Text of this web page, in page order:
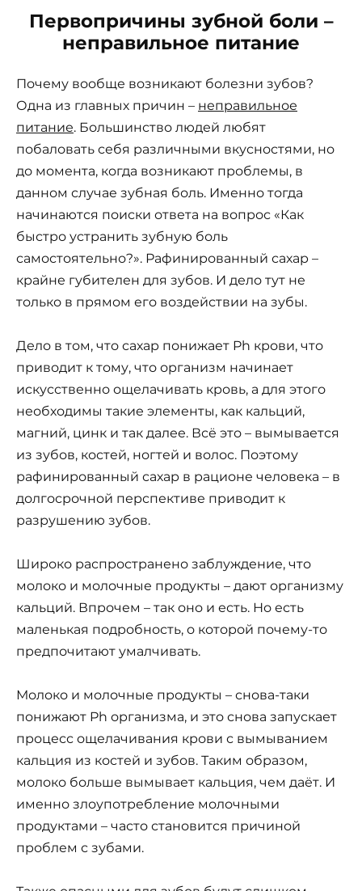
Первопричины зубной боли –
неправильное питание
Почему вообще возникают болезни зубов?
Одна из главных причин – неправильное
питание. Большинство людей любят
побаловать себя различными вкусностями, но
до момента, когда возникают проблемы, в
данном случае зубная боль. Именно тогда
начинаются поиски ответа на вопрос «Как
быстро устранить зубную боль
самостоятельно?». Рафинированный сахар –
крайне губителен для зубов. И дело тут не
только в прямом его воздействии на зубы.
Дело в том, что сахар понижает Ph крови, что
приводит к тому, что организм начинает
искусственно ощелачивать кровь, а для этого
необходимы такие элементы, как кальций,
магний, цинк и так далее. Всё это – вымывается
из зубов, костей, ногтей и волос. Поэтому
рафинированный сахар в рационе человека – в
долгосрочной перспективе приводит к
разрушению зубов.
Широко распространено заблуждение, что
молоко и молочные продукты – дают организму
кальций. Впрочем – так оно и есть. Но есть
маленькая подробность, о которой почему-то
предпочитают умалчивать.
Молоко и молочные продукты – снова-таки
понижают Ph организма, и это снова запускает
процесс ощелачивания крови с вымыванием
кальция из костей и зубов. Таким образом,
молоко больше вымывает кальция, чем даёт. И
именно злоупотребление молочными
продуктами – часто становится причиной
проблем с зубами.